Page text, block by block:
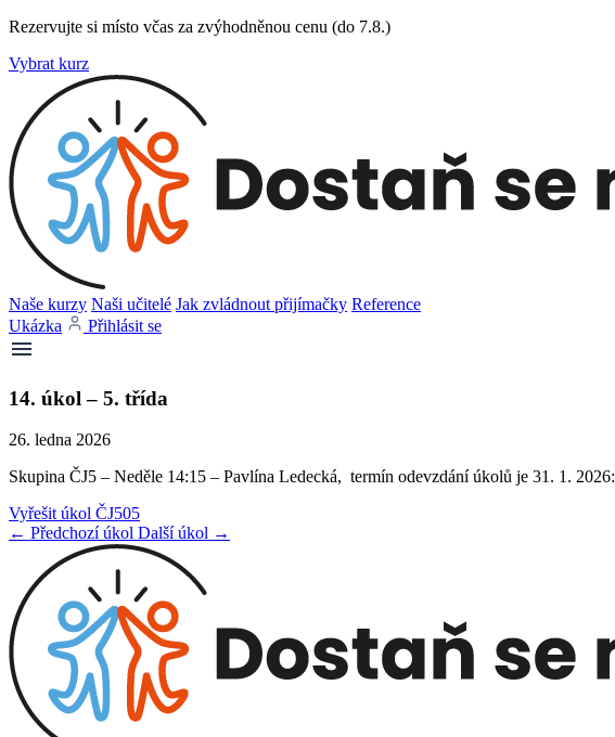
Rezervujte si místo včas za zvýhodněnou cenu (do 7.8.)
Vybrat kurz
Naše kurzy Naši učitelé Jak zvládnout přijímačky Reference
Ukázka
Přihlásit se
14. úkol – 5. třída
26. ledna 2026
Skupina ČJ5 – Neděle 14:15 – Pavlína Ledecká, termín odevzdání úkolů je 31. 1. 2026:
Vyřešit úkol ČJ505
← Předchozí úkol Další úkol →